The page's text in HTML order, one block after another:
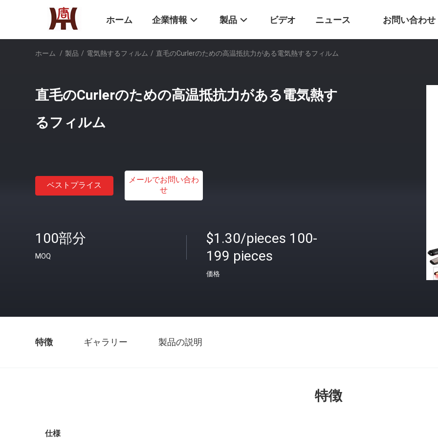
ホーム 企業情報 製品 ビデオ ニュース お問い合わせ
ホーム / 製品 / 電気熱するフィルム / 直毛のCurlerのための高温抵抗力がある電気熱するフィルム
直毛のCurlerのための高温抵抗力がある電気熱す
るフィルム
ベストプライス
メールでお問い合わ
せ
100部分
MOQ
$1.30/pieces 100-
199 pieces
価格
特徴 ギャラリー 製品の説明
特徴
仕様